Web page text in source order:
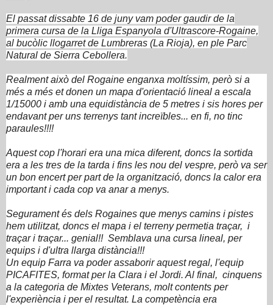
El passat dissabte 16 de juny vam poder gaudir de la
primera cursa de la Lliga Espanyola d'Ultrascore-Rogaine,
al bucòlic llogarret de Lumbreras (La Rioja), en ple Parc
Natural de Sierra Cebollera.
Realment això del Rogaine enganxa moltíssim, però si a
més a més et donen un mapa d'orientació lineal a escala
1/15000 i amb una equidistància de 5 metres i sis hores per
endavant per uns terrenys tant increïbles... en fi, no tinc
paraules!!!!
Aquest cop l'horari era una mica diferent, doncs la sortida
era a les tres de la tarda i fins les nou del vespre, però va ser
un bon encert per part de la organització, doncs la calor era
important i cada cop va anar a menys.
Segurament és dels Rogaines que menys camins i pistes
hem utilitzat, doncs el mapa i el terreny permetia traçar, i
traçar i traçar... genial!! Semblava una cursa lineal, per
equips i d'ultra llarga distància!!!
Un equip Farra va poder assaborir aquest regal, l'equip
PICAFITES, format per la Clara i el Jordi. Al final, cinquens
a la categoria de Mixtes Veterans, molt contents per
l'experiència i per el resultat. La competència era